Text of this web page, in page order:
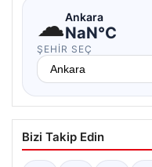
☁Ankara
NaN°C
ŞEHIR SEÇ
Bizi Takip Edin